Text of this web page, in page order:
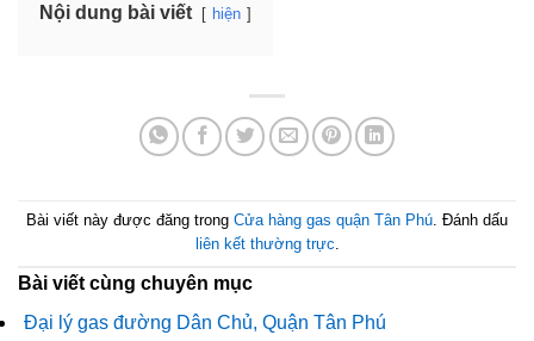
Nội dung bài viết hiện
Bài viết này được đăng trong Cửa hàng gas quận Tân Phú. Đánh dấu
liên kết thường trực.
Bài viết cùng chuyên mục
Đại lý gas đường Dân Chủ, Quận Tân Phú